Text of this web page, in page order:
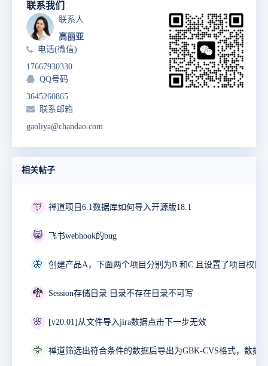
联系我们
联系人
高丽亚
电话(微信)
17667930330
QQ号码
3645260865
联系邮箱
gaoliya@chandao.com
相关帖子
🎊 禅道项目6.1数据库如何导入开源版18.1
😸 飞书webhook的bug
🦋
🐉 Session存储目录 目录不存在目录不可写
🌸 [v20.01]从文件导入jira数据点击下一步无效
🦅